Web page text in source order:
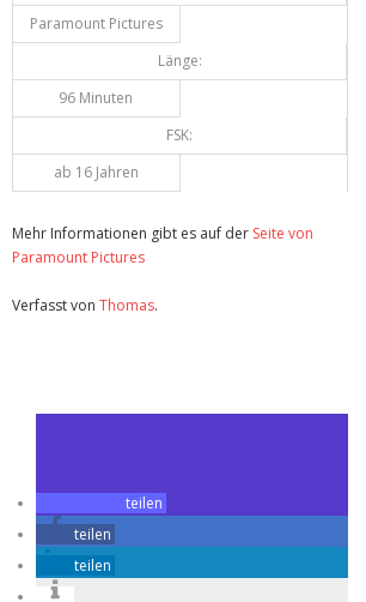
Paramount Pictures
Länge:
96 Minuten
FSK:
ab 16 Jahren
Mehr Informationen gibt es auf der Seite von
Paramount Pictures
Verfasst von Thomas.
teilen
teilen
teilen